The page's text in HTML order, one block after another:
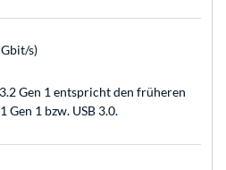
s)
Gen 1 entspricht den früheren
Gen 1 bzw. USB 3.0.